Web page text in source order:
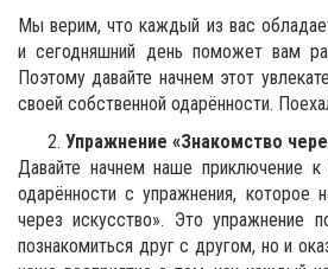
Мы верим, что каждый из вас
и сегодняшний день поможет вам
Поэтому давайте начнем этот
своей собственной одарённости.
Упражнение «Знакомство
Давайте начнем наше приключение к
одарённости с упражнения, которое
через искусство». Это упражнение
познакомиться друг с другом, но и